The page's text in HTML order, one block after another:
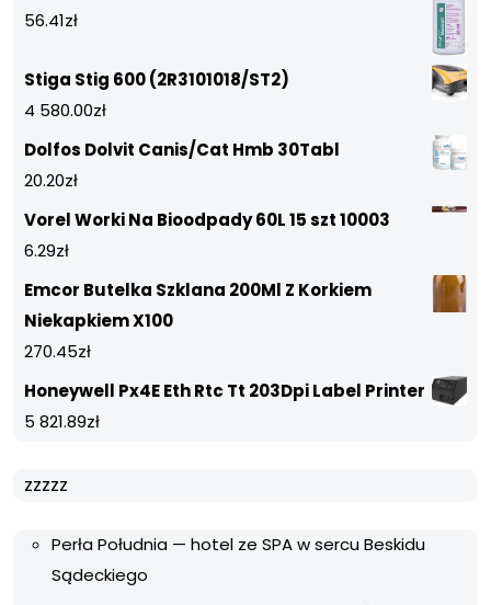
56.41zł
Stiga Stig 600 (2R3101018/ST2)
4 580.00zł
Dolfos Dolvit Canis/Cat Hmb 30Tabl
20.20zł
Vorel Worki Na Bioodpady 60L 15 szt 10003
6.29zł
Emcor Butelka Szklana 200Ml Z Korkiem
Niekapkiem X100
270.45zł
Honeywell Px4E Eth Rtc Tt 203Dpi Label Printer
5 821.89zł
zzzzz
Perła Południa — hotel ze SPA w sercu Beskidu
Sądeckiego